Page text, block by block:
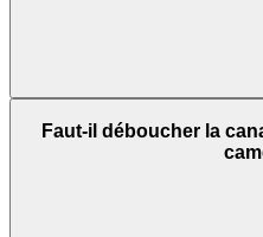
Faut-il déboucher la